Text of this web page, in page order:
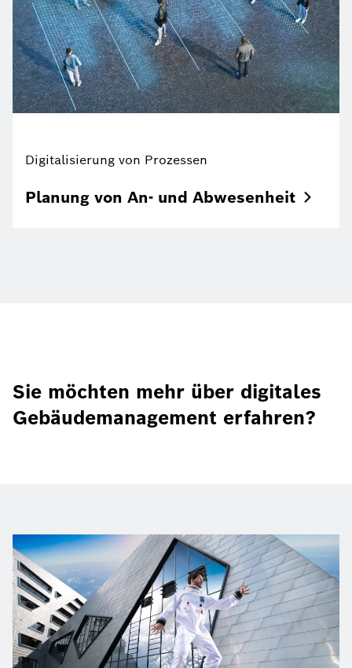
Digitalisierung von Prozessen
Planung von An- und Abwesenheit
Sie möchten mehr über digitales
Gebäudemanagement erfahren?